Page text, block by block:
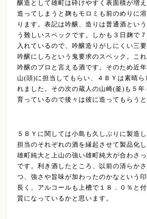
醸造として雄町は砕けやすく表面積が増
造ってしまうと麹もモロミも前のめりに
ります。表記は吟醸、造りは普通酒とい
う難しいスペックです。しかも３日麹で
入れているので、吟醸造りがしにくい三
吟醸にしろという鬼要求のスペック。こ
吟醸のプロと言える酒です。そのため近
山(頭)に担当してもらい、４ＢＹは素晴ら
れました。その次の蔵人の山崎(釜)も５年
育っているので後々は彼に造ってもらうと
５ＢＹに関しては小島も久しぶりに製造
担当のそれぞれの酒を縁起させて製品化
雄町純大と上山の強い雄町純大が合わさ
です。利き酒したところ、以前の清らか
つ、強さや旨味が加わったのかなという
長く、アルコールも上槽で１８．０％と
質になっているかと思います。